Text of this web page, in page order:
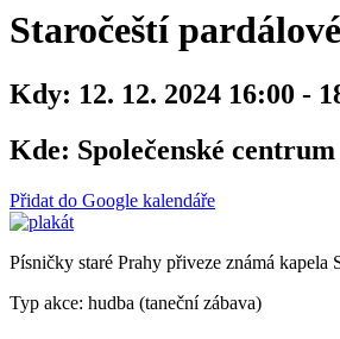
Staročeští pardálové
Kdy: 12. 12. 2024 16:00 -
Kde: Společenské centrum
Přidat do Google kalendáře
Písničky staré Prahy přiveze známá kapela
Typ akce: hudba (taneční zábava)